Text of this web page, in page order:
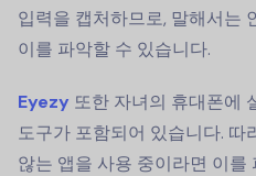
입력을 캡처하므로, 말해서는
이를 파악할 수 있습니다.
Eyezy 또한 자녀의 휴대폰에
도구가 포함되어 있습니다. 따
않는 앱을 사용 중이라면 이를